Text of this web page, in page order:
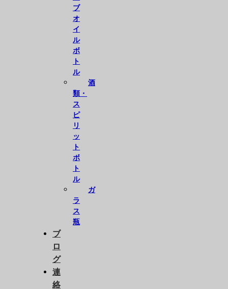
ブ
オ
イ
ル
ボ
ト
ル
酒
類・
ス
ピ
リ
ッ
ト
ボ
ト
ル
ガ
ラ
ス
瓶
ブ
ロ
グ
連
絡